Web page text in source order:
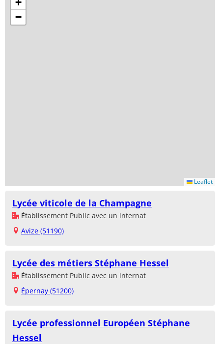
−
Leaflet
Lycée viticole de la Champagne
Établissement Public avec un internat
Avize (51190)
Lycée des métiers Stéphane Hessel
Établissement Public avec un internat
Épernay (51200)
Lycée professionnel Européen Stéphane
Hessel